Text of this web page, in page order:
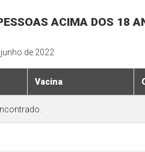
ACIMA DOS 18
junho de 2022
Vacina